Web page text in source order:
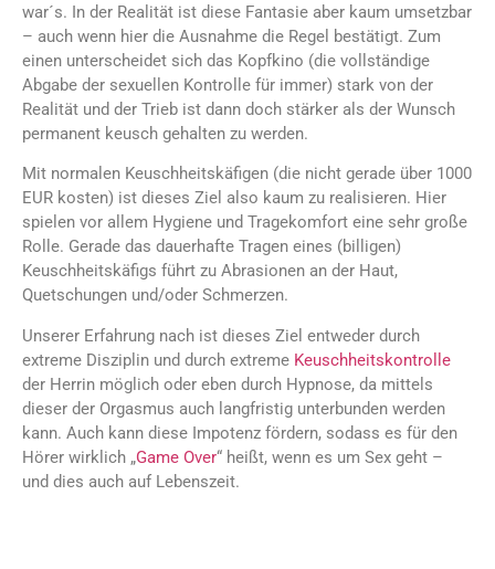
war´s. In der Realität ist diese Fantasie aber kaum umsetzbar
– auch wenn hier die Ausnahme die Regel bestätigt. Zum
einen unterscheidet sich das Kopfkino (die vollständige
Abgabe der sexuellen Kontrolle für immer) stark von der
Realität und der Trieb ist dann doch stärker als der Wunsch
permanent keusch gehalten zu werden.
Mit normalen Keuschheitskäfigen (die nicht gerade über 1000
EUR kosten) ist dieses Ziel also kaum zu realisieren. Hier
spielen vor allem Hygiene und Tragekomfort eine sehr große
Rolle. Gerade das dauerhafte Tragen eines (billigen)
Keuschheitskäfigs führt zu Abrasionen an der Haut,
Quetschungen und/oder Schmerzen.
Unserer Erfahrung nach ist dieses Ziel entweder durch
extreme Disziplin und durch extreme Keuschheitskontrolle
der Herrin möglich oder eben durch Hypnose, da mittels
dieser der Orgasmus auch langfristig unterbunden werden
kann. Auch kann diese Impotenz fördern, sodass es für den
Hörer wirklich „Game Over“ heißt, wenn es um Sex geht –
und dies auch auf Lebenszeit.